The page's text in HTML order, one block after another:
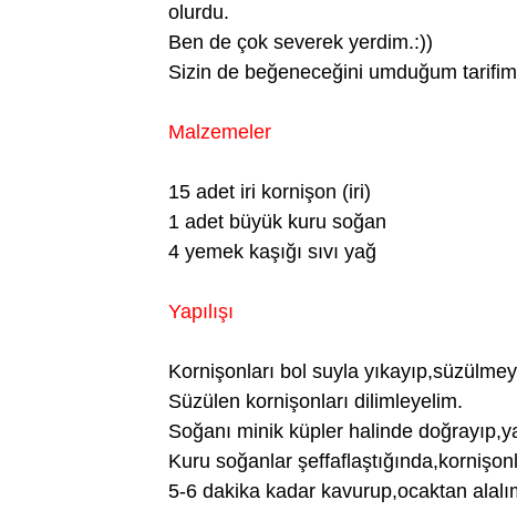
olurdu.
Ben de çok severek yerdim.:))
Sizin de beğeneceğini umduğum
Malzemeler
15 adet iri kornişon (iri)
1 adet büyük kuru soğan
4 yemek kaşığı sıvı yağ
Yapılışı
Kornişonları bol suyla
Süzülen kornişonları dilimleyelim.
Soğanı minik küpler halinde
Kuru soğanlar
5-6 dakika kadar kavurup,ocaktan